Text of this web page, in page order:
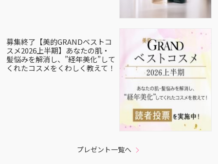
募集終了【美的GRANDベストコ
スメ2026上半期】あなたの肌・
髪悩みを解消し、”経年美化”して
くれたコスメをくわしく教えて！
プレゼント一覧へ